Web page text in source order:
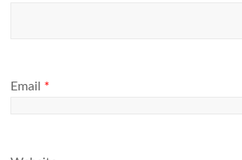
Email *